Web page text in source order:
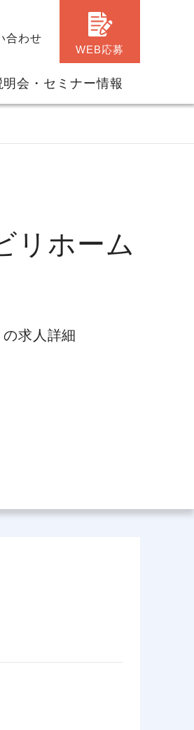
合わせ
WEB応募
ート
明会・セミナー情報
の求人詳細